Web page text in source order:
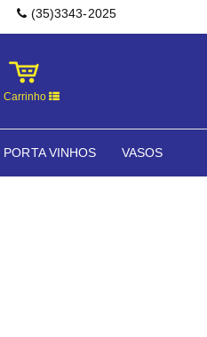
(35)3343-2025
Carrinho
PORTA VINHOS VASOS